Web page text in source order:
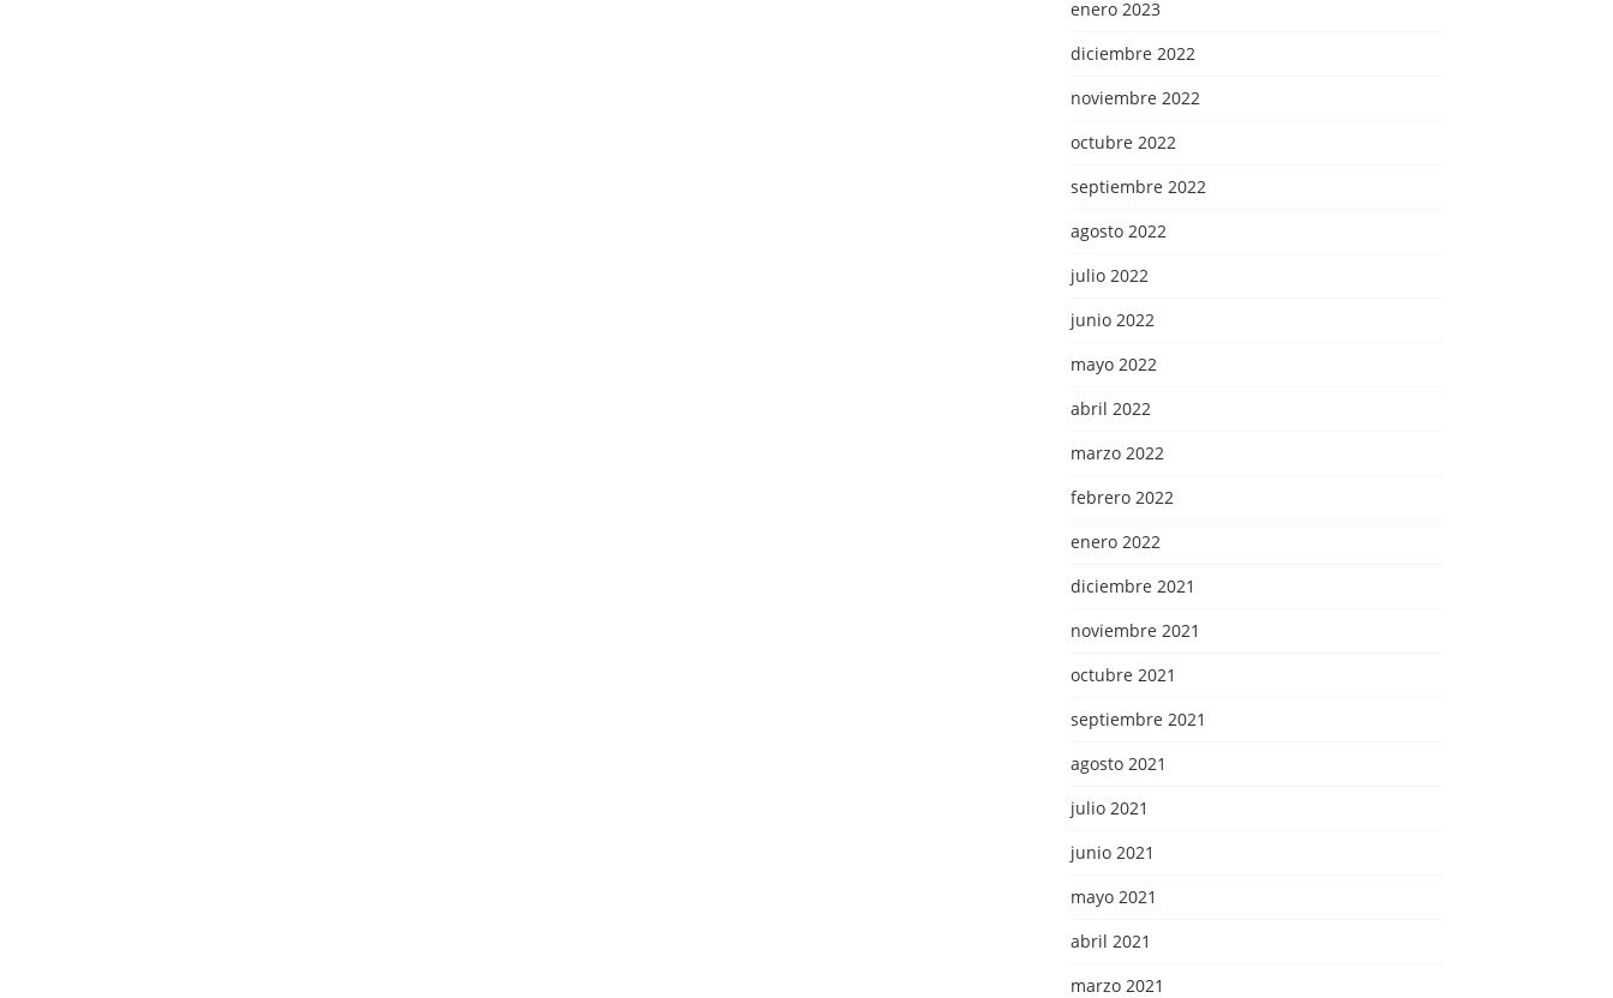
enero 2023
diciembre 2022
noviembre 2022
octubre 2022
septiembre 2022
agosto 2022
julio 2022
junio 2022
mayo 2022
abril 2022
marzo 2022
febrero 2022
enero 2022
diciembre 2021
noviembre 2021
octubre 2021
septiembre 2021
agosto 2021
julio 2021
junio 2021
mayo 2021
abril 2021
marzo 2021